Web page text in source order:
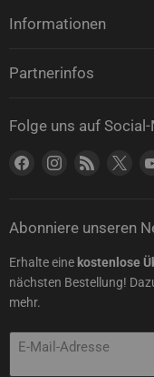
Informationen
Partnerinfos
Folge uns auf
Finden Sie uns auf
Finden Sie uns
Finden
Abonniere unseren
Erhalte eine kostenlose
nächsten Bestellung!
mehr.
E-Mail-Adresse